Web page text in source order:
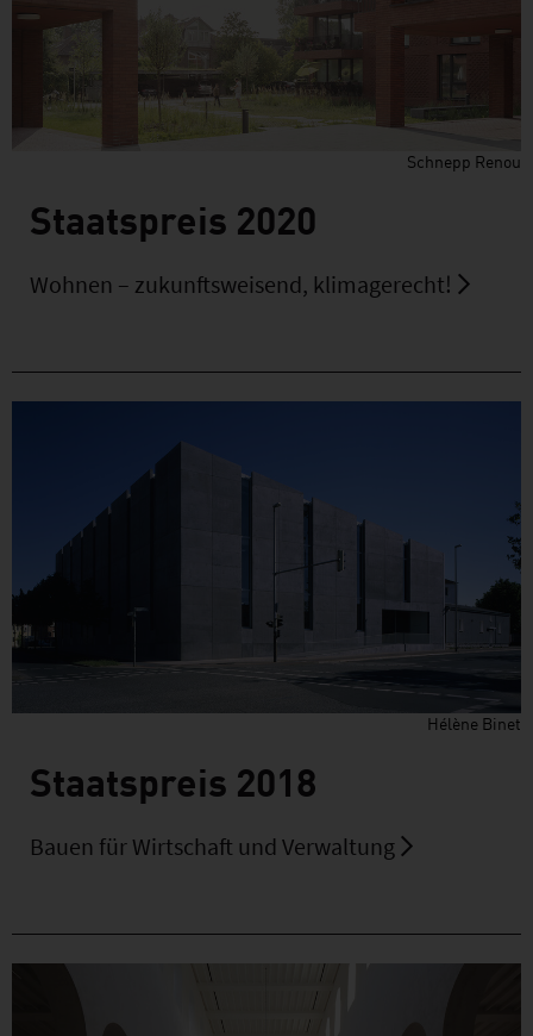
Schnepp Renou
Staatspreis 2020
Wohnen – zukunftsweisend, klimagerecht!
Hélène Binet
Staatspreis 2018
Bauen für Wirtschaft und Verwaltung